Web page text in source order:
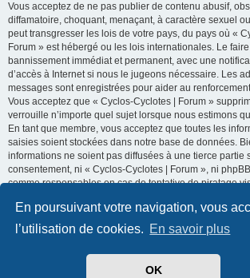
En poursuivant votre navigation, vous
l’utilisation de cookies. En savoir plus
OK
Vous acceptez de ne pas publier de contenu abusif,
diffamatoire, choquant, menaçant, à caractère sexuel
peut transgresser les lois de votre pays, du pays où «
Forum » est hébergé ou les lois internationales. Le
bannissement immédiat et permanent, avec une
d’accès à Internet si nous le jugeons nécessaire. Les
messages sont enregistrées pour aider au
Vous acceptez que « Cyclos-Cyclotes | Forum »
verrouille n’importe quel sujet lorsque nous estimons
En tant que membre, vous acceptez que toutes les
saisies soient stockées dans notre base de données.
informations ne soient pas diffusées à une tierce partie
consentement, ni « Cyclos-Cyclotes | Forum », ni
comme responsables en cas de tentative de piratage
phpBB ® Forum Software ©